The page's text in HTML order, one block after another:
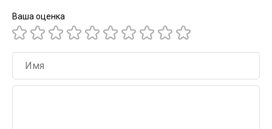
Ваша оценка